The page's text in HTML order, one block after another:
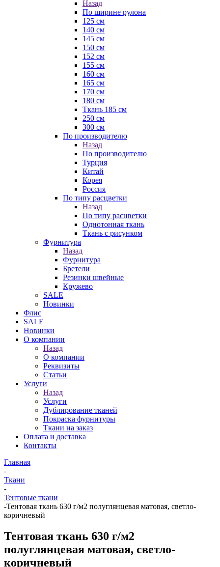
Назад
По ширине рулона
125 см
140 см
145 см
150 см
152 см
155 см
160 см
165 см
170 см
180 см
Ткань 185 см
250 см
300 см
По производителю
Назад
По производителю
Турция
Китай
Корея
Россия
По типу расцветки
Назад
По типу расцветки
Однотонная ткань
Ткань с рисунком
Фурнитура
Назад
Фурнитура
Бретели
Резинки швейные
Кружево
SALE
Новинки
Флис
SALE
Новинки
О компании
Назад
О компании
Реквизиты
Статьи
Услуги
Назад
Услуги
Дублирование тканей
Покраска фурнитуры
Ткани на заказ
Оплата и доставка
Контакты
Главная
-
Ткани
-
Тентовые ткани
-Тентовая ткань 630 г/м2 полуглянцевая матовая, светло-
коричневый
Тентовая ткань 630 г/м2
полуглянцевая матовая, светло-
коричневый